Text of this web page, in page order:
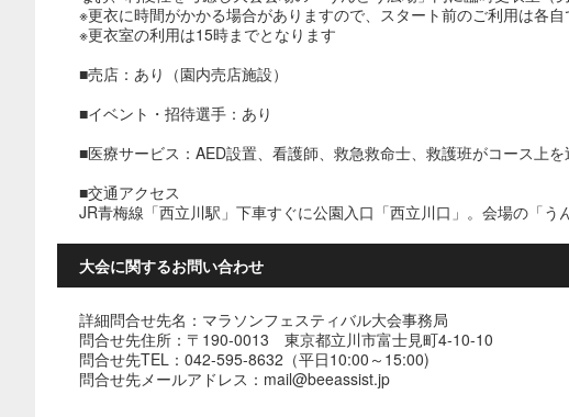
※更衣に時間がかかる場合がありますので、スタート前のご利用は各
※更衣室の利用は15時までとなります
■売店：あり（園内売店施設）
■イベント・招待選手：あり
■医療サービス：AED設置、看護師、救急救命士、救護班がコース上
■交通アクセス
JR青梅線「西立川駅」下車すぐに公園入口「西立川口」。会場の「う
大会に関するお問い合わせ
詳細問合せ先名：マラソンフェスティバル大会事務局
問合せ先住所：〒190-0013 東京都立川市富士見町4-10-10
問合せ先TEL：042-595-8632（平日10:00～15:00)
問合せ先メールアドレス：mail@beeassist.jp